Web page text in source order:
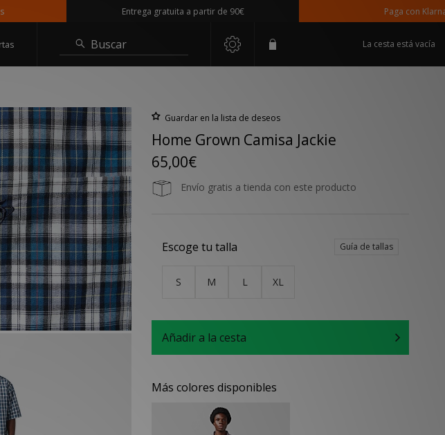
Entrega gratuita a partir de 90€ Paga con Klarna
Buscar La cesta está vacía
Guardar en la lista de deseos
Home Grown Camisa Jackie
65,00€
Envío gratis a tienda con este producto
Escoge tu talla Guía de tallas
S M L XL
Añadir a la cesta
Más colores disponibles